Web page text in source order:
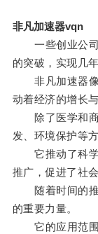
非凡加速器vqn
一些创业公司
的突破，实现几
非凡加速器像
动着经济的增长
除了医学和商
发、环境保护等
它推动了科学
推广，促进了社
随着时间的推
的重要力量。
它的应用范围